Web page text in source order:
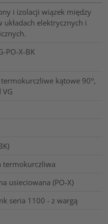
i izolacji wiązek między
układach elektrycznych i
PO-X-BK
termokurczliwe kątowe 90°,
VG
termokurczliwa
usieciowana (PO-X)
seria 1100 - z wargą